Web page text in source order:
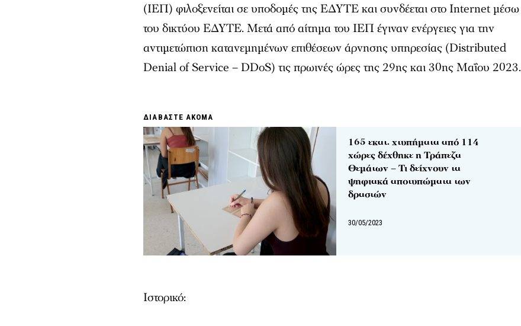
(ΙΕΠ) φιλοξενείται σε υποδομές της ΕΔΥΤΕ και συνδέεται στο Internet μέσω
του δικτύου ΕΔΥΤΕ. Μετά από αίτημα του ΙΕΠ έγιναν ενέργειες για την
αντιμετώπιση κατανεμημένων επιθέσεων άρνησης υπηρεσίας (Distributed
Denial of Service – DDoS) τις πρωινές ώρες της 29ης και 30ης Μαΐου 2023.
ΔΙΑΒΑΣΤΕ ΑΚΟΜΑ
165 εκατ. χτυπήματα από 114
χώρες δέχθηκε η Τράπεζα
Θεμάτων – Τι δείχνουν τα
ψηφιακά αποτυπώματα των
δραστών
30/05/2023
Ιστορικό: